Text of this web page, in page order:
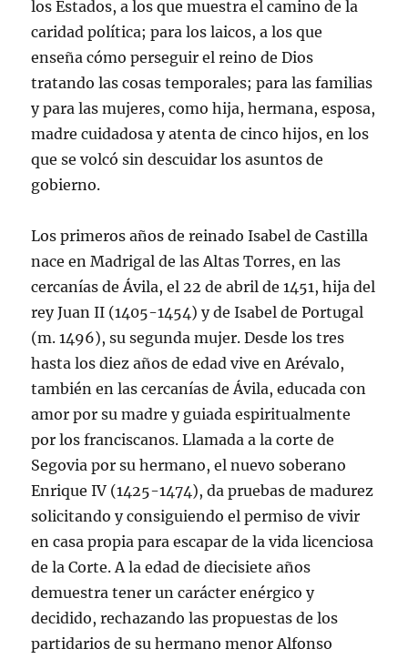
los Estados, a los que muestra el camino de la
caridad política; para los laicos, a los que
enseña cómo perseguir el reino de Dios
tratando las cosas temporales; para las familias
y para las mujeres, como hija, hermana, esposa,
madre cuidadosa y atenta de cinco hijos, en los
que se volcó sin descuidar los asuntos de
gobierno.
Los primeros años de reinado Isabel de Castilla
nace en Madrigal de las Altas Torres, en las
cercanías de Ávila, el 22 de abril de 1451, hija del
rey Juan II (1405-1454) y de Isabel de Portugal
(m. 1496), su segunda mujer. Desde los tres
hasta los diez años de edad vive en Arévalo,
también en las cercanías de Ávila, educada con
amor por su madre y guiada espiritualmente
por los franciscanos. Llamada a la corte de
Segovia por su hermano, el nuevo soberano
Enrique IV (1425-1474), da pruebas de madurez
solicitando y consiguiendo el permiso de vivir
en casa propia para escapar de la vida licenciosa
de la Corte. A la edad de diecisiete años
demuestra tener un carácter enérgico y
decidido, rechazando las propuestas de los
partidarios de su hermano menor Alfonso